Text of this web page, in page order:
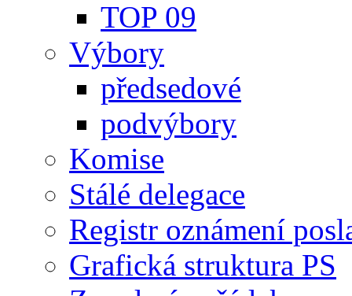
TOP 09
Výbory
předsedové
podvýbory
Komise
Stálé delegace
Registr oznámení
Grafická struktura PS